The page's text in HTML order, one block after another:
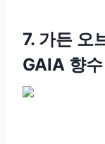
7. 가든 오
GAIA 향